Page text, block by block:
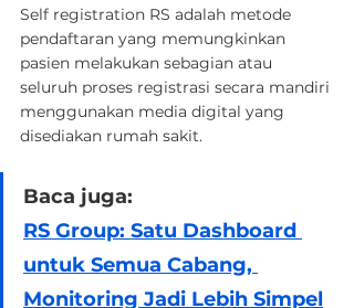
Self registration RS adalah metode
pendaftaran yang memungkinkan
pasien melakukan sebagian atau
seluruh proses registrasi secara mandiri
menggunakan media digital yang
disediakan rumah sakit.
Baca juga:
RS Group: Satu Dashboard
untuk Semua Cabang,
Monitoring Jadi Lebih Simpel